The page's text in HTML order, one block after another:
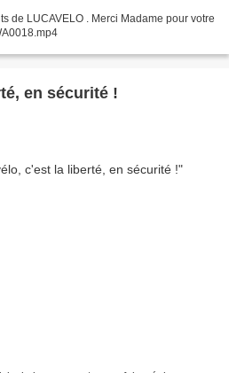
de LUCAVELO . Merci Madame pour votre
en sécurité !